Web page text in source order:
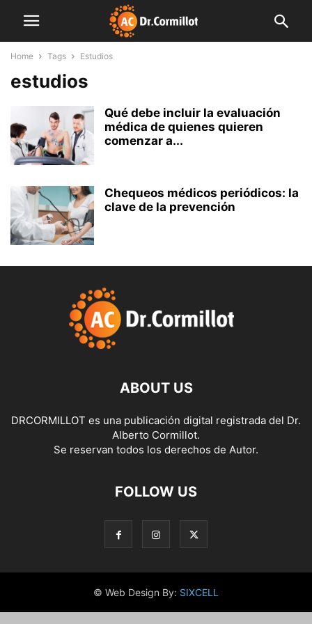
Home Tags Estudios
estudios
Qué debe incluir la evaluación
médica de quienes quieren
comenzar a...
Chequeos médicos periódicos: la
clave de la prevención
ABOUT US
DRCORMILLOT es una publicación digital registrada del Dr.
Alberto Cormillot.
Se reservan todos los derechos de Autor.
FOLLOW US
© Web Design By: SIXCELL